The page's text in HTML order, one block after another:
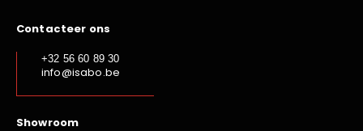
Contacteer ons
+32 56 60 89 30
info@isabo.be
Showroom